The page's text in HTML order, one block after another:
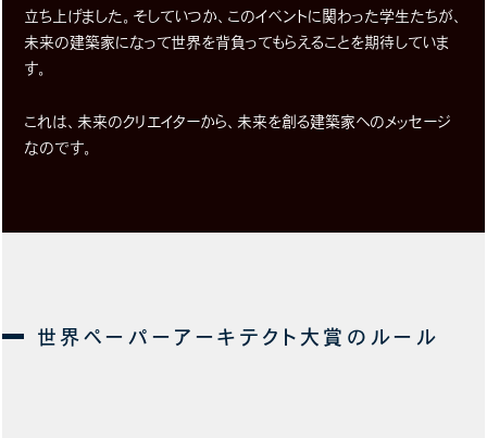
立ち上げました。そしていつか、このイベントに関わった学生たちが、
未来の建築家になって世界を背負ってもらえることを期待していま
す。
これは、未来のクリエイターから、未来を創る建築家へのメッセージ
なのです。